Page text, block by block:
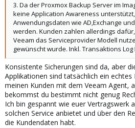
3. Da der Proxmox Backup Server im
keine Application Awareness
Anwendungsdaten wie AD,Exchange
werden. Kunden zahlen allerdings
Veeam das Serviceprovider Modell
gewünscht wurde. Inkl. Transaktions Log
Konsistente Sicherungen sind da, aber
Applikationen sind tatsächlich ein echtes
meinen Kunden mit dem Veeam Agent,
bekommst du bestimmt nicht genug
Ich bin gespannt wie euer Vertragswerk
solchen Service anbietet und über den
die Kundendaten habt.